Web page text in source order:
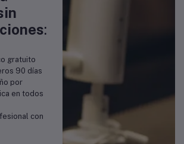
:
gratuito
90 días
por
en todos
con